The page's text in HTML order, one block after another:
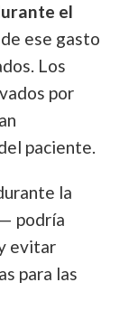
el
ese gasto
Los
por
paciente.
la
podría
evitar
para las